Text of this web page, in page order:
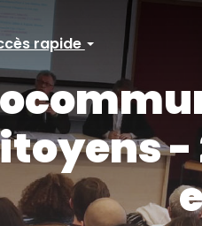
rapide
-